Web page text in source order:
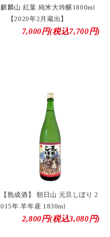
麒麟山 紅葉 純米大吟醸1800ml
【2020年2月蔵出】
7,000円(税込7,700円)
【熟成酒】 朝日山 元旦しぼり 2
015年 羊年産 1830ml
2,800円(税込3,080円)